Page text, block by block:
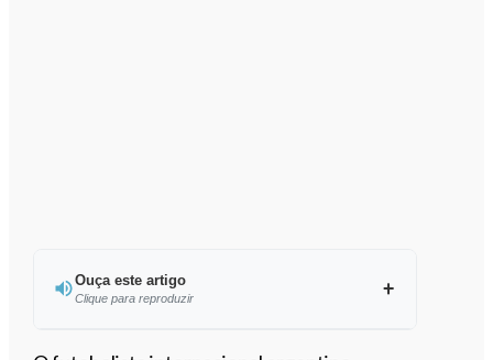
Ouça este artigo
Clique para reproduzir